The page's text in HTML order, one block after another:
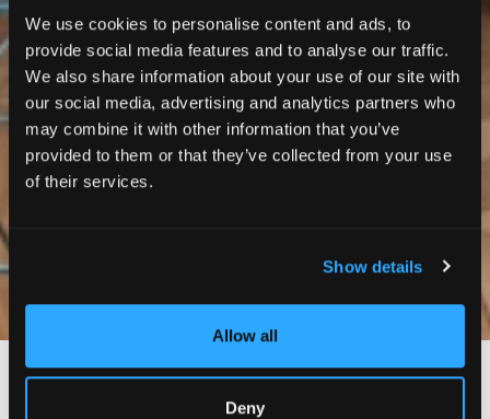
We use cookies to personalise content and ads, to
provide social media features and to analyse our traffic.
We also share information about your use of our site with
our social media, advertising and analytics partners who
may combine it with other information that you’ve
provided to them or that they’ve collected from your use
of their services.
Show details
Allow all
Deny